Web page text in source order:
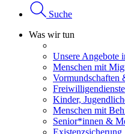
Suche
Was wir tun
Unsere Angebote
Menschen mit
Vormundschaften
Freiwilligendienste
Kinder,
Menschen mit
Senior*innen &
Existenzsicherung